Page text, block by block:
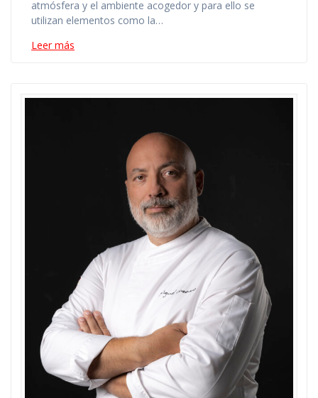
atmósfera y el ambiente acogedor y para ello se
utilizan elementos como la…
Leer más